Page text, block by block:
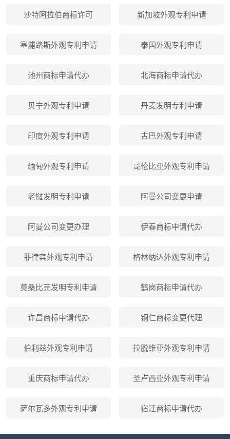
沙特阿拉伯商标许可 新加坡外观专利申请
塞浦路斯外观专利申请 泰国外观专利申请
池州商标申请代办 北海商标申请代办
贝宁外观专利申请 丹麦发明专利申请
印度外观专利申请 古巴外观专利申请
缅甸外观专利申请 哥伦比亚外观专利申请
老挝发明专利申请 阿曼公司变更申请
阿曼公司变更办理 伊春商标申请代办
菲律宾外观专利申请 格林纳达外观专利申请
莫桑比克发明专利申请 鹤岗商标申请代办
许昌商标申请代办 铜仁商标变更代理
伯利兹外观专利申请 拉脱维亚外观专利申请
重庆商标申请代办 圣卢西亚外观专利申请
萨尔瓦多外观专利申请 宿迁商标申请代办